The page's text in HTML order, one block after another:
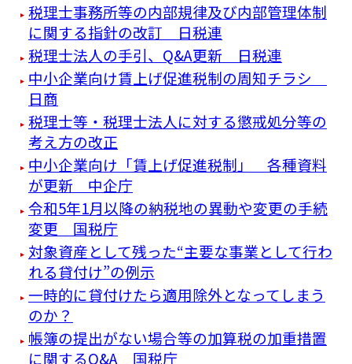
税理士事務所等の内部規律及び内部管理体制
に関する指針の改訂 日税連
税理士法人の手引、Q&A更新 日税連
中小企業向け賃上げ促進税制の周知チラシ
日商
税理士等・税理士法人に対する懲戒処分等の
考え方の改正
中小企業向け「賃上げ促進税制」 各種資料
が更新 中企庁
令和5年1月以降の納税地の異動や変更の手続
変更 国税庁
対象資産として残った“主要な事業として行わ
れる貸付け”の例示
一時的に貸付けたら適用除外となってしまう
のか？
帳簿の提出がない場合等の加算税の加重措置
に関するQ&A 国税庁